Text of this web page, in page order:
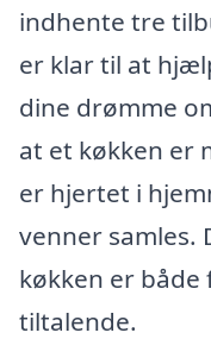
indhente tre
er klar til at
dine drømme
at et køkken er
er hjertet i
venner
køkken er
tiltalende.